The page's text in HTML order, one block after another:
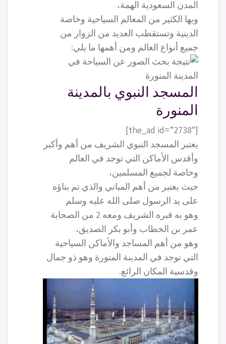
المدن السعودية الهمة،
وبها الكثير من المعالم السياحية وخاصة
الدينية وتستقطب العديد من الزوار من
جميع أنواع العالم ومن أهمها ما يلي:
المسجد النبوي بالمدينة
المنورة
[the_ad id=”2738″]
يعتبر المسجد النبوي الشريف من أهم وأكبر
وأقدس الأماكن التي توجد في العالم
وخاصة لجميع المسلمين،
حيث يعتبر من أهم المباني والذي تم بناؤه
على يد الرسول صلى الله عليه وسلم
وهو به قبره الشريف ومعه 2 من الصحابة
عمر بن الخطاب وأبو بكر الصديق،
وهو من أهم المساجد والأماكن السياحية
التي توجد في المدينة المنورة وهو ذو جمال
وقدسية المكان الرائع.